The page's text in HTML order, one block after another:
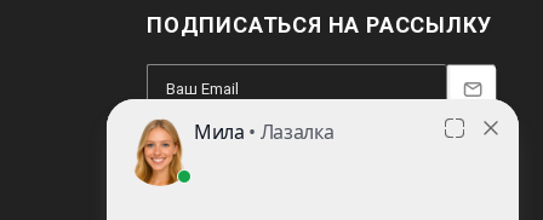
ПОДПИСАТЬСЯ НА РАССЫЛКУ
8 (812) 220-93-18